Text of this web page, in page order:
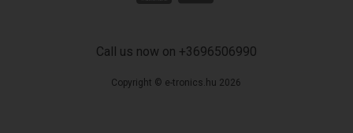
Call us now on +3696506990
Copyright © e-tronics.hu 2026